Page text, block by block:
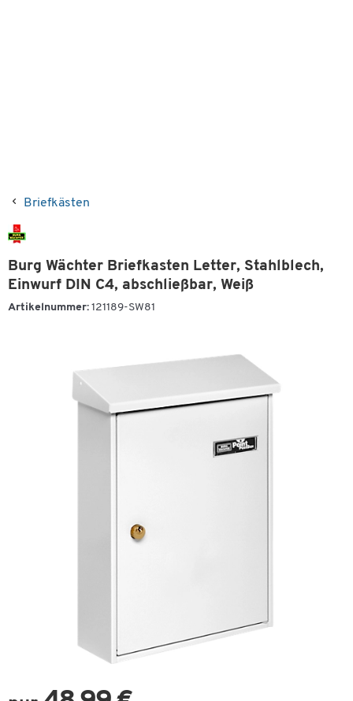
Briefkästen
Burg Wächter Briefkasten Letter, Stahlblech,
Einwurf DIN C4, abschließbar, Weiß
Artikelnummer: 121189-SW81